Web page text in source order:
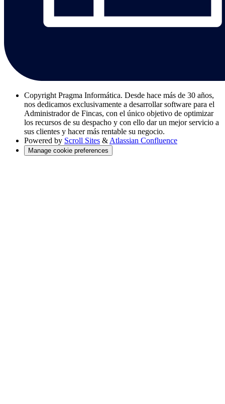
Copyright Pragma Informática. Desde hace más de 30 años,
nos dedicamos exclusivamente a desarrollar software para el
Administrador de Fincas, con el único objetivo de optimizar
los recursos de su despacho y con ello dar un mejor servicio a
sus clientes y hacer más rentable su negocio.
Powered by Scroll Sites & Atlassian Confluence
Manage cookie preferences